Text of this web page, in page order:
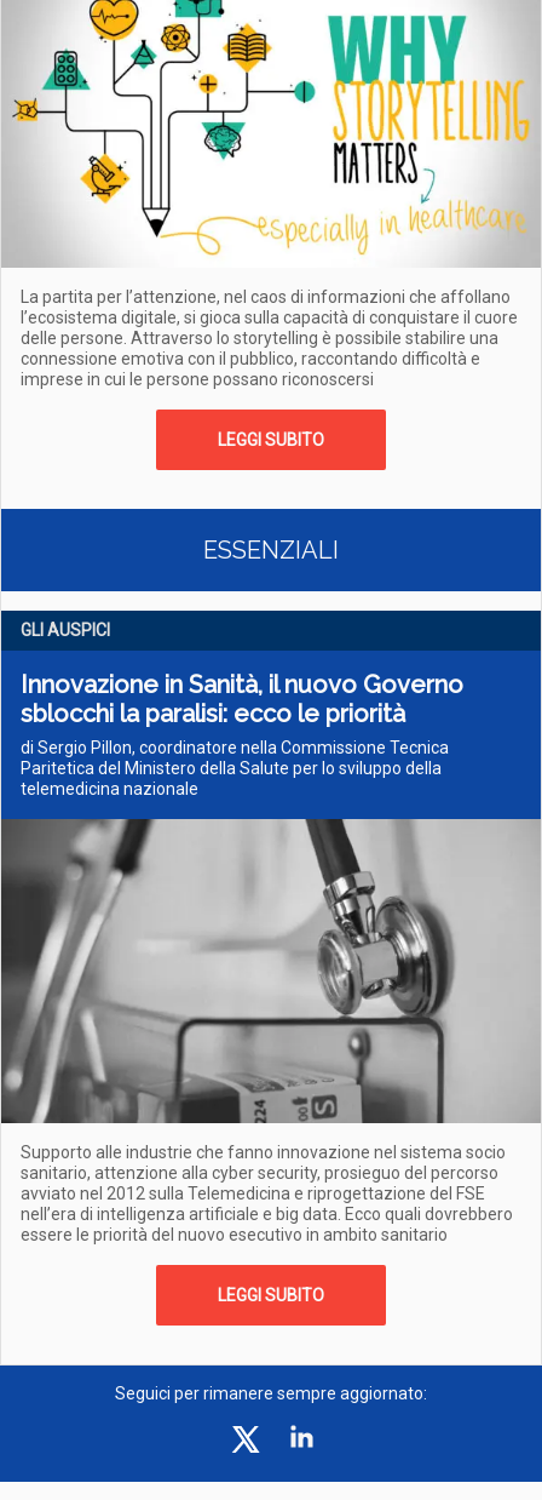
La partita per l’attenzione, nel caos di informazioni che affollano
l’ecosistema digitale, si gioca sulla capacità di conquistare il cuore
delle persone. Attraverso lo storytelling è possibile stabilire una
connessione emotiva con il pubblico, raccontando difficoltà e
imprese in cui le persone possano riconoscersi
LEGGI SUBITO
ESSENZIALI
GLI AUSPICI
Innovazione in Sanità, il nuovo Governo
sblocchi la paralisi: ecco le priorità
di Sergio Pillon, coordinatore nella Commissione Tecnica
Paritetica del Ministero della Salute per lo sviluppo della
telemedicina nazionale
Supporto alle industrie che fanno innovazione nel sistema socio
sanitario, attenzione alla cyber security, prosieguo del percorso
avviato nel 2012 sulla Telemedicina e riprogettazione del FSE
nell’era di intelligenza artificiale e big data. Ecco quali dovrebbero
essere le priorità del nuovo esecutivo in ambito sanitario
LEGGI SUBITO
Seguici per rimanere sempre aggiornato: